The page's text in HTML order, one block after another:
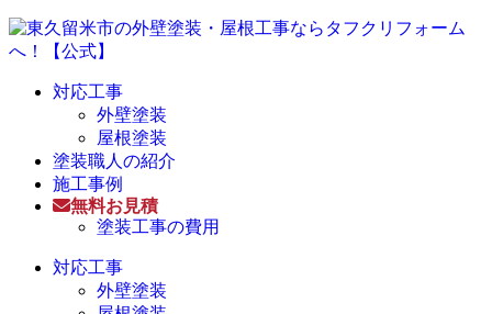
対応工事
外壁塗装
屋根塗装
塗装職人の紹介
施工事例
無料お見積
塗装工事の費用
対応工事
外壁塗装